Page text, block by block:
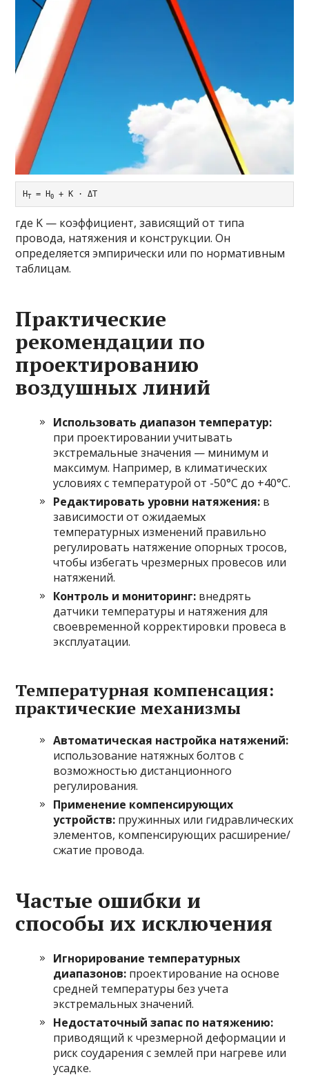
HT = H0
где K — коэффициент, зависящий от типа
провода, натяжения и конструкции. Он
определяется эмпирически или по нормативным
таблицам.
Практические
рекомендации по
проектированию
воздушных линий
Использовать диапазон температур:
при проектировании учитывать
экстремальные значения — минимум и
максимум. Например, в климатических
условиях с температурой от -50°C до +40°C.
Редактировать уровни натяжения: в
зависимости от ожидаемых
температурных изменений правильно
регулировать натяжение опорных тросов,
чтобы избегать чрезмерных провесов или
натяжений.
Контроль и мониторинг: внедрять
датчики температуры и натяжения для
своевременной корректировки провеса в
эксплуатации.
Температурная компенсация:
практические механизмы
Автоматическая настройка натяжений:
использование натяжных болтов с
возможностью дистанционного
регулирования.
Применение компенсирующих
устройств: пружинных или гидравлических
элементов, компенсирующих расширение/
сжатие провода.
Частые ошибки и
способы их исключения
Игнорирование температурных
диапазонов: проектирование на основе
средней температуры без учета
экстремальных значений.
Недостаточный запас по натяжению:
приводящий к чрезмерной деформации и
риск соударения с землей при нагреве или
усадке.